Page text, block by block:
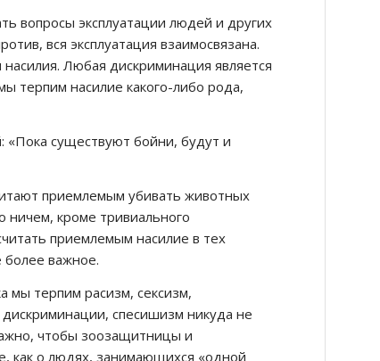
вопросы эксплуатации людей и других
вся эксплуатация взаимосвязана.
насилия. Любая дискриминация является
терпим насилие какого-либо рода,
«Пока существуют бойни, будут и
приемлемым убивать животных
кроме тривиального
приемлемым насилие в тех
более важное.
мы терпим расизм, сексизм,
спесишизм никуда не
чтобы зоозащитницы и
как о людях, занимающихся «одной